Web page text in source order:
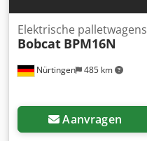
Nürtingen 485 km
Elektrische palletwagens
Bobcat BPM16N
Aanvragen